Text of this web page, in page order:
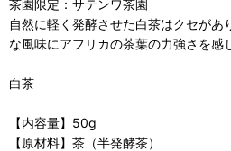
茶園限定：サテンワ茶園
自然に軽く発酵させた白茶はクセがあ
な風味にアフリカの茶葉の力強さを感
白茶
【内容量】50g
【原材料】茶（半発酵茶）